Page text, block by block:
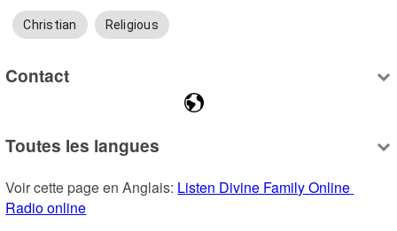
Christian Religious
Contact
Toutes les langues
Voir cette page en Anglais: Listen Divine Family Online
Radio online